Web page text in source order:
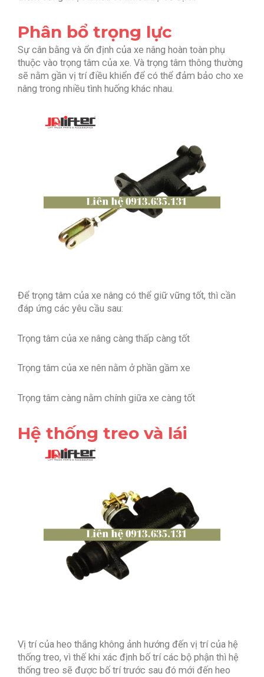
Phân bổ trọng lực
Sự cân bằng và ổn định của xe nâng hoàn toàn phụ
thuộc vào trọng tâm của xe. Và trọng tâm thông thường
sẽ nằm gần vị trí điều khiển để có thể đảm bảo cho xe
nâng trong nhiều tình huống khác nhau.
Để trọng tâm của xe nâng có thể giữ vững tốt, thì cần
đáp ứng các yêu cầu sau:
Trọng tâm của xe nâng càng thấp càng tốt
Trọng tâm của xe nên nằm ở phần gầm xe
Trọng tâm càng nằm chính giữa xe càng tốt
Hệ thống treo và lái
Vị trí của heo thắng không ảnh hướng đến vị trí của hệ
thống treo, vì thế khi xác định bố trí các bộ phận thì hệ
thống treo sẽ được bố trí trước sau đó mới đến heo